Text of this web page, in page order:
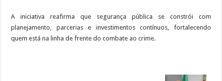
A iniciativa reafirma que segurança pública se constrói com
planejamento, parcerias e investimentos contínuos, fortalecendo
quem está na linha de frente do combate ao crime.